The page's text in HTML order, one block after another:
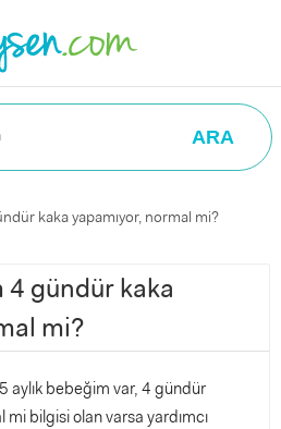
ARA
kaka yapamıyor, normal mi?
4 gündür kaka
mi?
aylık bebeğim var, 4 gündür
mi bilgisi olan varsa yardımcı